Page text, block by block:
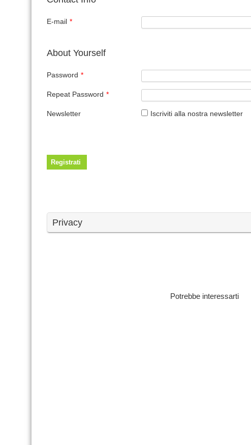
E-mail *
About Yourself
Password *
Repeat Password *
Newsletter Iscriviti alla nostra newsletter
Privacy
Potrebbe interessarti